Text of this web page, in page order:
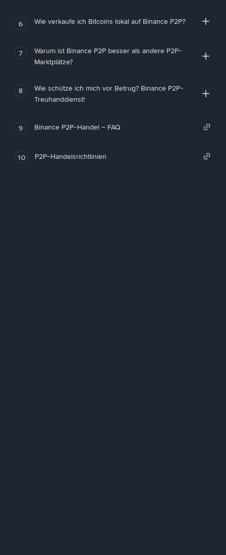
6 Wie verkaufe ich Bitcoins lokal auf Binance P2P?
7
Warum ist Binance P2P besser als andere P2P-
Marktplätze?
8
Wie schütze ich mich vor Betrug? Binance P2P-
Treuhanddienst!
9 Binance P2P-Handel – FAQ
10 P2P-Handelsrichtlinien